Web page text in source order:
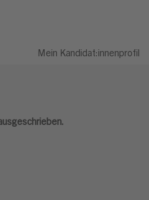
Mein Kandidat:innenprofil